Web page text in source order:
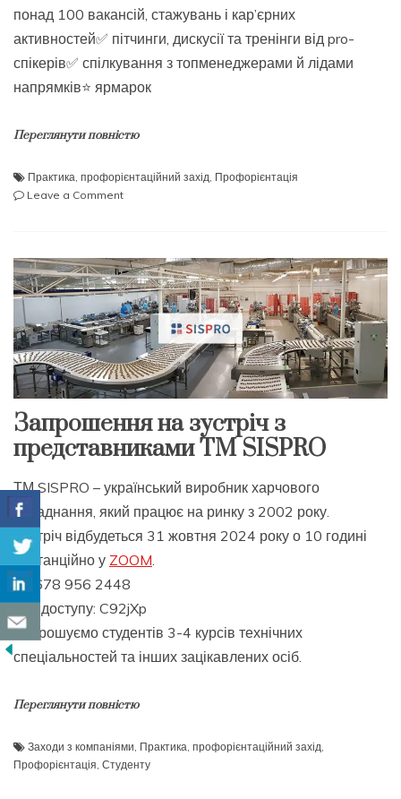
понад 100 вакансій, стажувань і кар’єрних
активностей✅ пітчинги, дискусії та тренінги від pro-
спікерів✅ спілкування з топменеджерами й лідами
напрямків⭐️ ярмарок
Переглянути повністю
Практика профорієнтаційний захід Профорієнтація
Leave a Commenton
у
своє
щасливе
професійне
майбутнє!
Запрошення на зустріч з
представниками ТМ SISPRO
ТМ SISPRO – український виробник харчового
обладнання, який працює на ринку з 2002 року.
Зустріч відбудеться 31 жовтня 2024 року о 10 годині
дистанційно у ZOOM.
ID: 678 956 2448
Код доступу: C92jXp
Запрошуємо студентів 3-4 курсів технічних
спеціальностей та інших зацікавлених осіб.
Переглянути повністю
Заходи з компаніями, Практика, профорієнтаційний захід,
Профорієнтація, Студенту